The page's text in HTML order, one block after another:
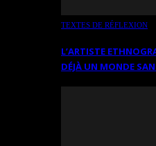
TEXTES DE RÉFLEXION
L’ARTISTE
DÉJÀ UN MONDE